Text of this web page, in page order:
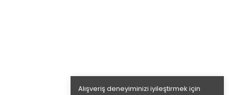
Alışveriş deneyiminizi iyileştirmek için